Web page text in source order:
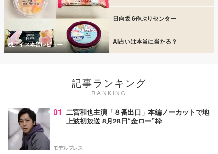
桃アイス本音レビュー
日向坂 6作ぶりセンター
AI占いは本当に当たる？
記事ランキング
RANKING
01 二宮和也主演「８番出口」本編ノーカットで地
上波初放送 8月28日“金ロー”枠
モデルプレス